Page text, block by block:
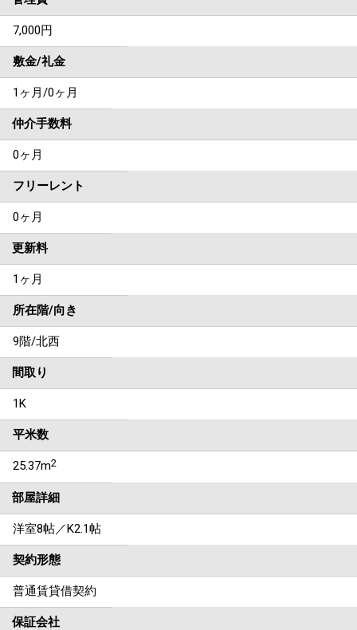
7,000円
敷金/礼金
1ヶ月/0ヶ月
仲介手数料
0ヶ月
フリーレント
0ヶ月
更新料
1ヶ月
所在階/向き
9階/北西
間取り
1K
平米数
25.37m2
部屋詳細
洋室8帖／K2.1帖
契約形態
普通賃貸借契約
保証会社